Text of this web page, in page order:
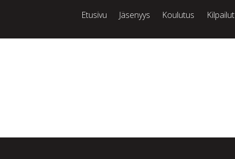
Etusivu Jäsenyys Koulutus Kilpailut